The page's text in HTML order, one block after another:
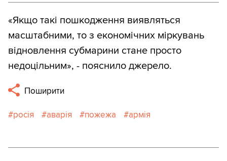
«Якщо такі пошкодження виявляться
масштабними, то з економічних міркувань
відновлення субмарини стане просто
недоцільним», - пояснило джерело.
Поширити
росія аварія пожежа армія